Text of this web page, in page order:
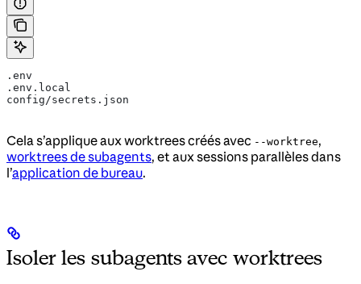
.env
.env.local
config/secrets.json
Cela s’applique aux worktrees créés avec --worktree,
worktrees de subagents, et aux sessions parallèles dans
l’application de bureau.
Isoler les subagents avec worktrees